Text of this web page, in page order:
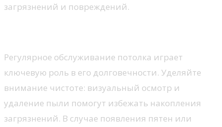
загрязнений и повреждений.
Регулярное обслуживание потолка играет
ключевую роль в его долговечности. Уделяйте
внимание чистоте: визуальный осмотр и
удаление пыли помогут избежать накопления
загрязнений. В случае появления пятен или